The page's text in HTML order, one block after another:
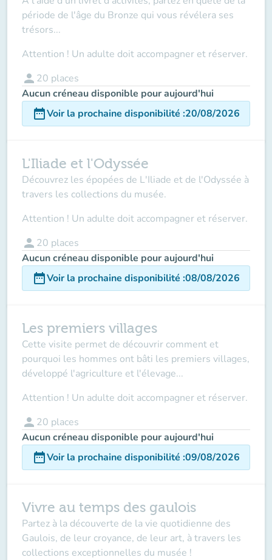
période de l'âge du Bronze qui vous révélera ses
trésors...
Attention ! Un adulte doit accompagner et réserver.
person 20 places
Aucun créneau disponible pour aujourd'hui
date_rangeVoir la prochaine disponibilité :20/08/2026
L'Iliade et l'Odyssée
Découvrez les épopées de L'Iliade et de l'Odyssée à
travers les collections du musée.
Attention ! Un adulte doit accompagner et réserver.
person 20 places
Aucun créneau disponible pour aujourd'hui
date_rangeVoir la prochaine disponibilité :08/08/2026
Les premiers villages
Cette visite permet de découvrir comment et
pourquoi les hommes ont bâti les premiers villages,
développé l'agriculture et l'élevage...
Attention ! Un adulte doit accompagner et réserver.
person 20 places
Aucun créneau disponible pour aujourd'hui
date_rangeVoir la prochaine disponibilité :09/08/2026
Vivre au temps des gaulois
Partez à la découverte de la vie quotidienne des
Gaulois, de leur croyance, de leur art, à travers les
collections exceptionnelles du musée !